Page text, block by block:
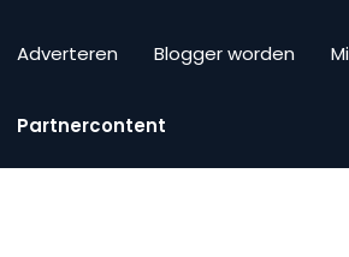
Adverteren Blogger worden
Partnercontent